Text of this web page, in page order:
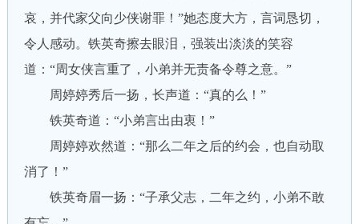
哀，并代家父向少侠谢罪！”她态度大方，言词恳切，
令人感动。铁英奇擦去眼泪，强装出淡淡的笑容
道：“周女侠言重了，小弟并无责备令尊之意。”
周婷婷秀后一扬，长声道：“真的么！”
铁英奇道：“小弟言出由衷！”
周婷婷欢然道：“那么二年之后的约会，也自动取
消了！”
铁英奇眉一扬：“子承父志，二年之约，小弟不敢